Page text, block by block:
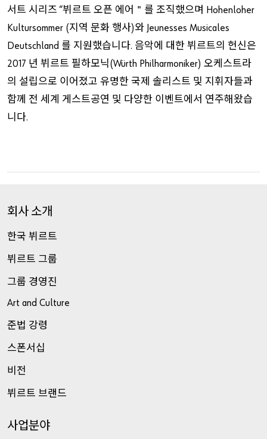
서트 시리즈 “뷔르트 오픈 에어 ＂ 를 조직했으며 Hohenloher
Kultursommer (지역 문화행사)와 Jeunesses Musicales
Deutschland 를 지원했습니다. 음악에 대한뷔르트의 헌신은
2017 년 뷔르트 필하모닉(Würth Philharmoniker) 오케스트라
의 설립으로 이어졌고 유명한국제 솔리스트 및 지휘자들과
함께 전 세계 게스트공연 및 다양한 이벤트에서 연주해왔습
니다.
회사소개
한국 뷔르트
뷔르트 그룹
그룹 경영진
Art and Culture
준법 강령
스폰서십
비전
뷔르트 브랜드
사업분야